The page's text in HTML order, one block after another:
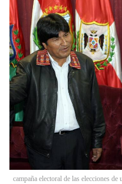
campaña electoral de las elecciones